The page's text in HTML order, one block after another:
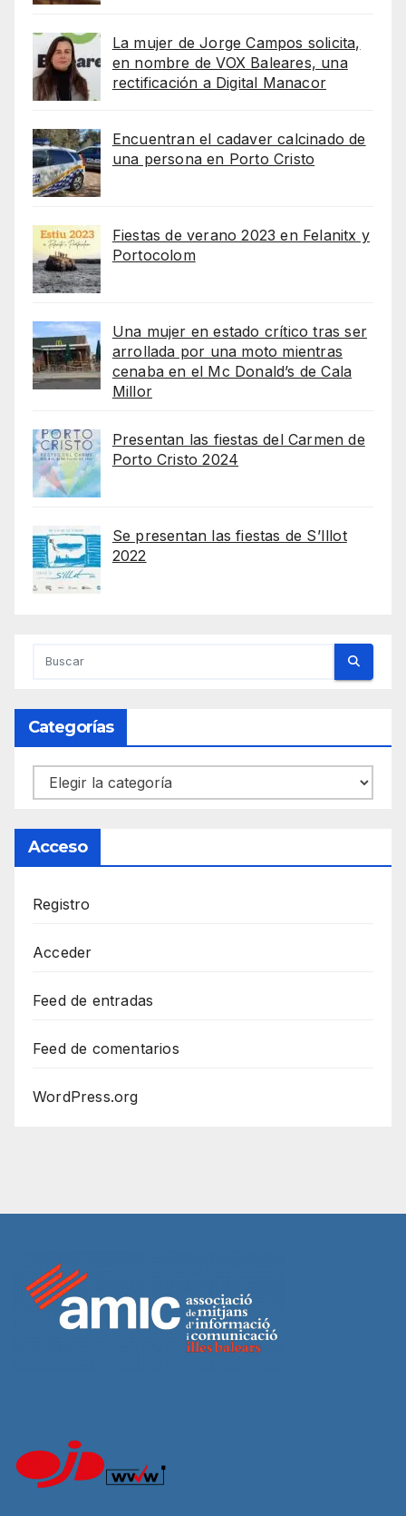
La mujer de Jorge Campos solicita,
en nombre de VOX Baleares, una
rectificación a Digital Manacor
Encuentran el cadaver calcinado de
una persona en Porto Cristo
Fiestas de verano 2023 en Felanitx y
Portocolom
Una mujer en estado crítico tras ser
arrollada por una moto mientras
cenaba en el Mc Donald’s de Cala
Millor
Presentan las fiestas del Carmen de
Porto Cristo 2024
Se presentan las fiestas de S’Illot
2022
Categorías
Categorías
Acceso
Registro
Acceder
Feed de entradas
Feed de comentarios
WordPress.org